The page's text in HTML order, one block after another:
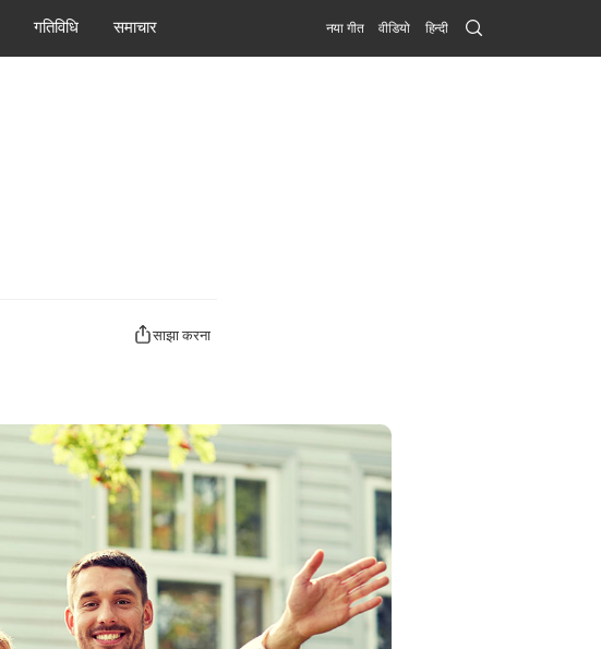
गतिविधि समाचार नया गीत वीडियो हिन्दी Search
Submit
साझा करना